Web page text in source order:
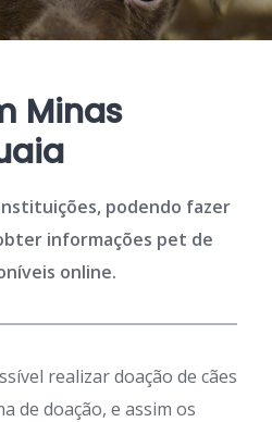
Minas
podendo fazer
informações pet de
online.
realizar doação de cães
de doação, e assim os